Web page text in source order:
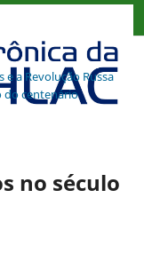
e a Revolução Russa
do centenário
no século